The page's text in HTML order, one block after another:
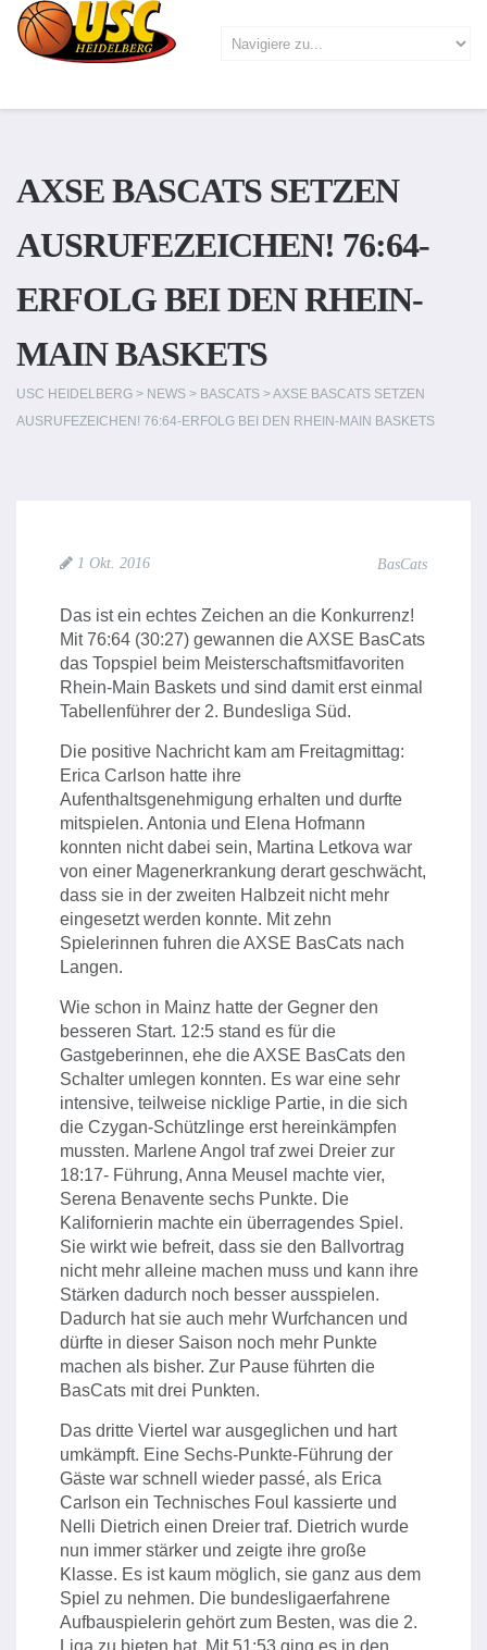
AXSE BASCATS SETZEN
AUSRUFEZEICHEN! 76:64-
ERFOLG BEI DEN RHEIN-
MAIN BASKETS
USC HEIDELBERG > NEWS > BASCATS >AXSE BASCATS SETZEN
AUSRUFEZEICHEN! 76:64-ERFOLG BEI DEN RHEIN-MAIN BASKETS
1 Okt. 2016 BasCats
Das ist ein echtes Zeichen an die Konkurrenz!
Mit 76:64 (30:27) gewannen die AXSE BasCats
das Topspiel beim Meisterschaftsmitfavoriten
Rhein-Main Baskets und sind damit erst einmal
Tabellenführer der 2. Bundesliga Süd.
Die positive Nachricht kam am Freitagmittag:
Erica Carlson hatte ihre
Aufenthaltsgenehmigung erhalten und durfte
mitspielen. Antonia und Elena Hofmann
konnten nicht dabei sein, Martina Letkova war
von einer Magenerkrankung derart geschwächt,
dass sie in der zweiten Halbzeit nicht mehr
eingesetzt werden konnte. Mit zehn
Spielerinnen fuhren die AXSE BasCats nach
Langen.
Wie schon in Mainz hatte der Gegner den
besseren Start. 12:5 stand es für die
Gastgeberinnen, ehe die AXSE BasCats den
Schalter umlegen konnten. Es war eine sehr
intensive, teilweise nicklige Partie, in die sich
die Czygan-Schützlinge erst hereinkämpfen
mussten. Marlene Angol traf zwei Dreier zur
18:17- Führung, Anna Meusel machte vier,
Serena Benavente sechs Punkte. Die
Kalifornierin machte ein überragendes Spiel.
Sie wirkt wie befreit, dass sie den Ballvortrag
nicht mehr alleine machen muss und kann ihre
Stärken dadurch noch besser ausspielen.
Dadurch hat sie auch mehr Wurfchancen und
dürfte in dieser Saison noch mehr Punkte
machen als bisher. Zur Pause führten die
BasCats mit drei Punkten.
Das dritte Viertel war ausgeglichen und hart
umkämpft. Eine Sechs-Punkte-Führung der
Gäste war schnell wieder passé, als Erica
Carlson ein Technisches Foul kassierte und
Nelli Dietrich einen Dreier traf. Dietrich wurde
nun immer stärker und zeigte ihre große
Klasse. Es ist kaum möglich, sie ganz aus dem
Spiel zu nehmen. Die bundesligaerfahrene
Aufbauspielerin gehört zum Besten, was die 2.
Liga zu bieten hat. Mit 51:53 ging es in den